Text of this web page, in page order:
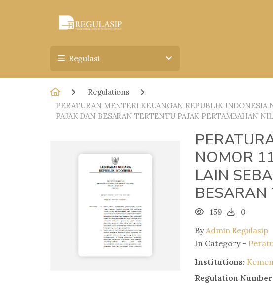
Regulasi
Regulations
PERATURAN MENTERI KEUANGAN REPUBLIK INDONESIA
PAJAK DAN BESARAN TERTENTU PAJAK PERTAMBAHAN
NOMOR
LAIN
BESARAN
159
0
ByAdmin Regulasip
In Category -
Institutions:
Regulation